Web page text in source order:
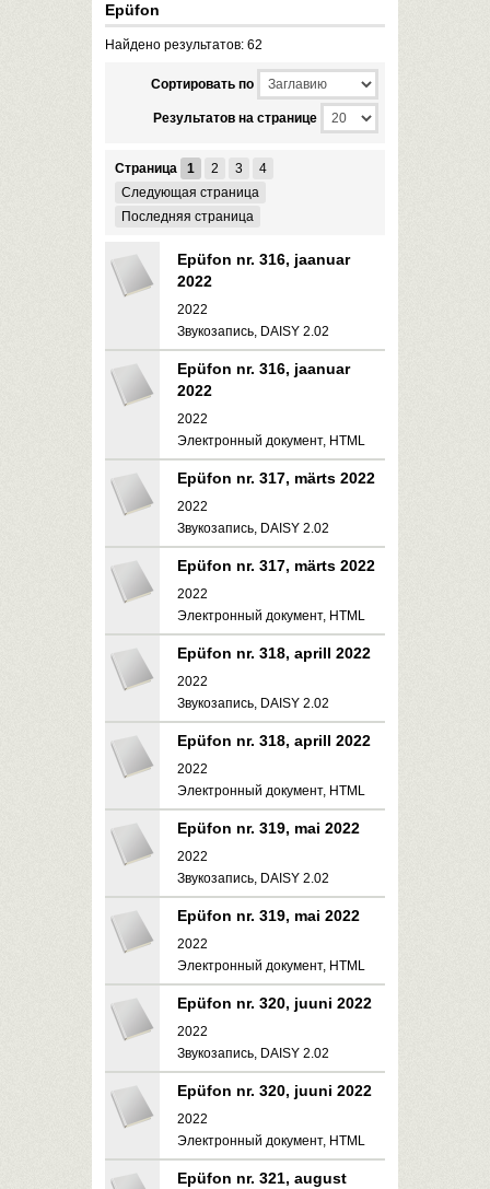
Epüfon
Найдено результатов: 62
Cортировать по
Результатов на странице
Страница 1 2 3
4
Следующая страница
Последняя страница
Epüfon nr. 316, jaanuar
2022
2022
Звукозапись, DAISY 2.02
Epüfon nr. 316, jaanuar
2022
2022
Электронный документ, HTML
Epüfon nr. 317, märts 2022
2022
Звукозапись, DAISY 2.02
Epüfon nr. 317, märts 2022
2022
Электронный документ, HTML
Epüfon nr. 318, aprill 2022
2022
Звукозапись, DAISY 2.02
Epüfon nr. 318, aprill 2022
2022
Электронный документ, HTML
Epüfon nr. 319, mai 2022
2022
Звукозапись, DAISY 2.02
Epüfon nr. 319, mai 2022
2022
Электронный документ, HTML
Epüfon nr. 320, juuni 2022
2022
Звукозапись, DAISY 2.02
Epüfon nr. 320, juuni 2022
2022
Электронный документ, HTML
Epüfon nr. 321, august